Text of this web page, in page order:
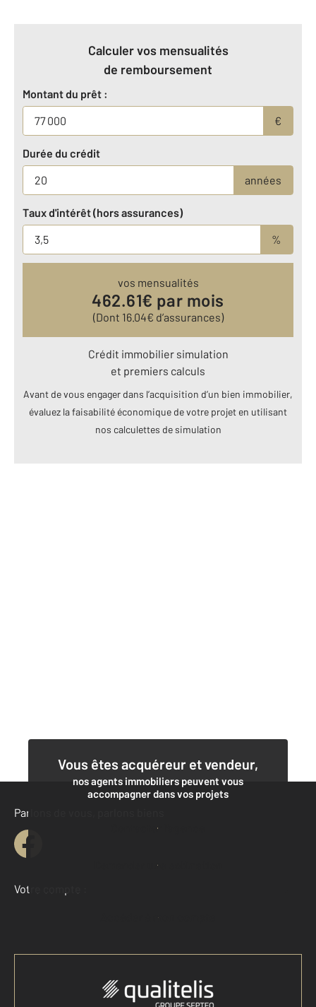
Calculer vos mensualités
de remboursement
Montant du prêt :
€
Durée du crédit
années
Taux d'intérêt (hors assurances)
%
vos mensualités
462.61€ par mois
(Dont 16.04€ d’assurances)
Crédit immobilier simulation
et premiers calculs
Avant de vous engager dans l’acquisition d’un bien immobilier,
évaluez la faisabilité économique de votre projet en utilisant
nos calculettes de simulation
Vous êtes acquéreur et vendeur,
nos agents immobiliers peuvent vous
accompagner dans vos projets
Contacter l'agence
Demander une estimation
Parlons de vous, parlons biens
Votre compte :
Accéder à mon compte